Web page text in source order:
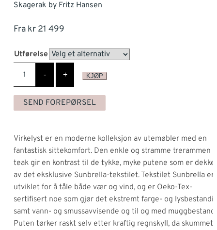
Skagerak by Fritz Hansen
Fra kr 21 499
Utførelse
-
Virkelyst
Lenestol
+ KJØP
SEND FOREPØRSEL
Virkelyst er en moderne kolleksjon av utemøbler med en
fantastisk sittekomfort. Den enkle og stramme trerammen i
teak gir en kontrast til de tykke, myke putene som er
av det eksklusive Sunbrella-tekstilet. Tekstilet Sunbrella er
utviklet for å tåle både vær og vind, og er Oeko-Tex-
sertifisert noe som gjør det ekstremt farge- og
samt vann- og smussavvisende og til og med
Puten tørker raskt selv etter kraftig regnskyll, da skummet